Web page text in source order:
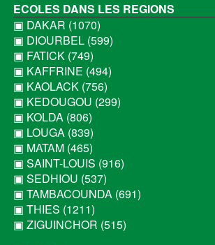
ECOLES DANS LES REGIONS
▣ DAKAR (1070)
▣ DIOURBEL (599)
▣ FATICK (749)
▣ KAFFRINE (494)
▣ KAOLACK (756)
▣ KEDOUGOU (299)
▣ KOLDA (806)
▣ LOUGA (839)
▣ MATAM (465)
▣ SAINT-LOUIS (916)
▣ SEDHIOU (537)
▣ TAMBACOUNDA (691)
▣ THIES (1211)
▣ ZIGUINCHOR (515)